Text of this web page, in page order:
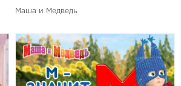
1 час ⏰
Маша и Медведь